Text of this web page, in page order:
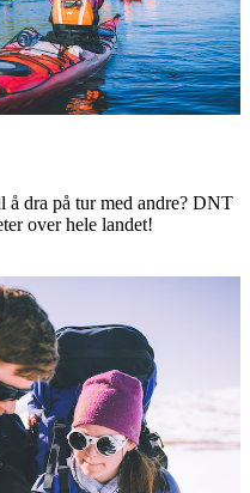
å dra på tur med andre? DNT
over hele landet!